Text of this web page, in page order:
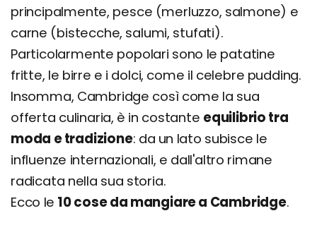
principalmente, pesce (merluzzo, salmone) e
carne (bistecche, salumi, stufati).
Particolarmente popolari sono le patatine
fritte, le birre e i dolci, come il celebre pudding.
Insomma, Cambridge così come la sua
offerta culinaria, è in costante equilibrio tra
moda e tradizione: da un lato subisce le
influenze internazionali, e dall'altro rimane
radicata nella sua storia.
Ecco le 10 cose da mangiare a Cambridge.